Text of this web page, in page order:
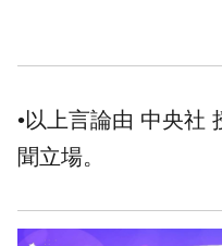
•以上言論由 中央社
聞立場。